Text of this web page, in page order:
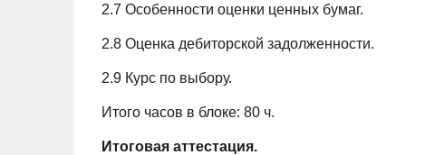
2.7 Особенности оценки ценных бумаг.
2.8 Оценка дебиторской задолженности.
2.9 Курс по выбору.
Итого часов в блоке: 80 ч.
Итоговая аттестация.